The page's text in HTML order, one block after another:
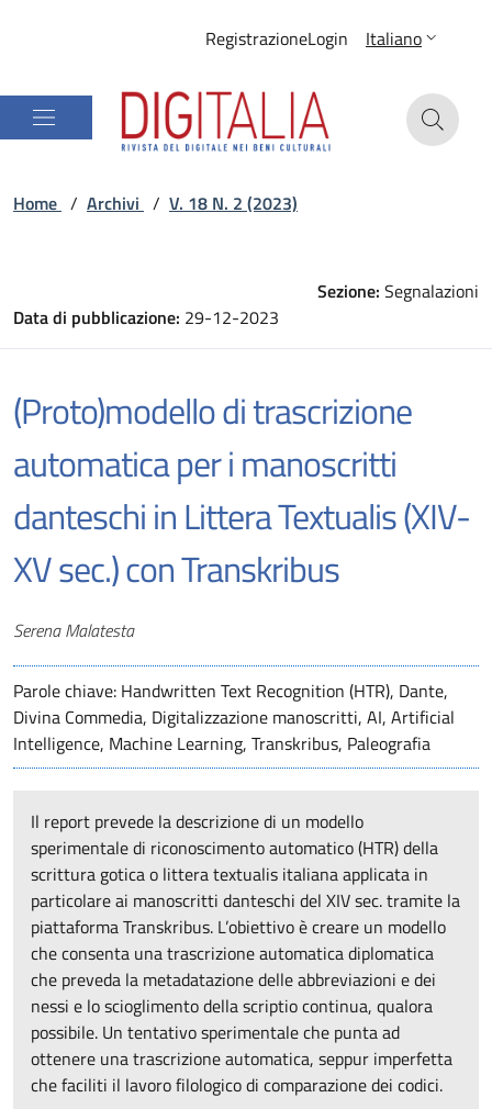
RegistrazioneLogin Italiano
Home / Archivi / V. 18 N. 2 (2023)
Sezione: Segnalazioni
Data di pubblicazione: 29-12-2023
(Proto)modello di trascrizione
automatica per i manoscritti
danteschi in Littera Textualis (XIV-
XV sec.) con Transkribus
Autori
Serena Malatesta
Parole chiave: Handwritten Text Recognition (HTR), Dante,
Divina Commedia, Digitalizzazione manoscritti, AI, Artificial
Intelligence, Machine Learning, Transkribus, Paleografia
Il report prevede la descrizione di un modello
sperimentale di riconoscimento automatico (HTR) della
scrittura gotica o littera textualis italiana applicata in
particolare ai manoscritti danteschi del XIV sec. tramite la
piattaforma Transkribus. L’obiettivo è creare un modello
che consenta una trascrizione automatica diplomatica
che preveda la metadatazione delle abbreviazioni e dei
nessi e lo scioglimento della scriptio continua, qualora
possibile. Un tentativo sperimentale che punta ad
ottenere una trascrizione automatica, seppur imperfetta
che faciliti il lavoro filologico di comparazione dei codici.